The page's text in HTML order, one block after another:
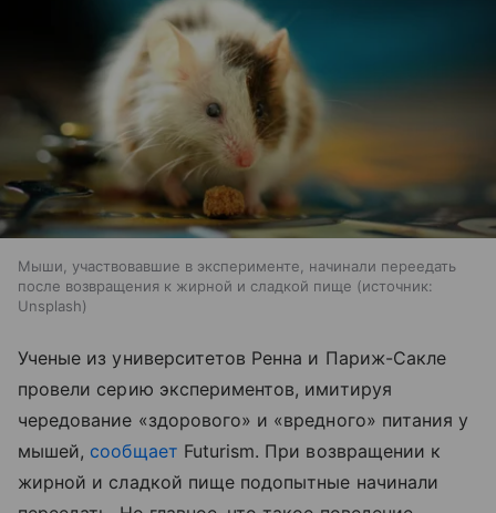
Мыши, участвовавшие в эксперименте, начинали переедать
после возвращения к жирной и сладкой пище
источник:
Unsplash
Ученые из университетов Ренна и Париж-Сакле
провели серию экспериментов, имитируя
чередование «здорового» и «вредного» питания у
мышей, сообщает Futurism. При возвращении к
жирной и сладкой пище подопытные начинали